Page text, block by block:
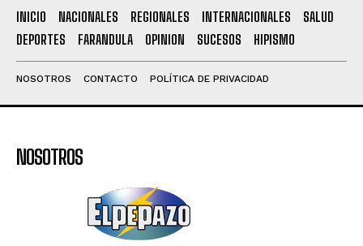
INICIO NACIONALES REGIONALES INTERNACIONALES
SALUD
DEPORTES
FARANDULA OPINION SUCESOS HIPISMO
NOSOTROS CONTACTO POLÍTICA DE PRIVACIDAD
NOSOTROS